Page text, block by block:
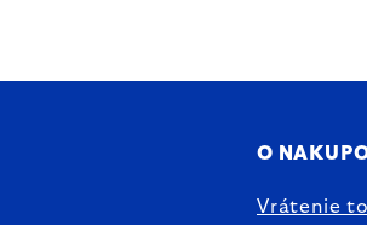
O
Vrátenie